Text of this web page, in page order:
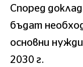
Според
бъдат
основни
2030 г.